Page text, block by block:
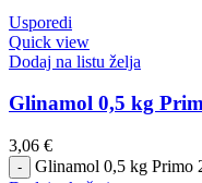
Usporedi
Quick view
Dodaj na listu želja
Glinamol 0,5 kg
3,06 €
Glinamol 0,5 kg